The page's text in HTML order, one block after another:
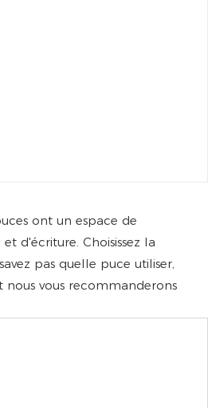
ont un espace de
d'écriture. Choisissez la
pas quelle puce utiliser,
vous recommanderons